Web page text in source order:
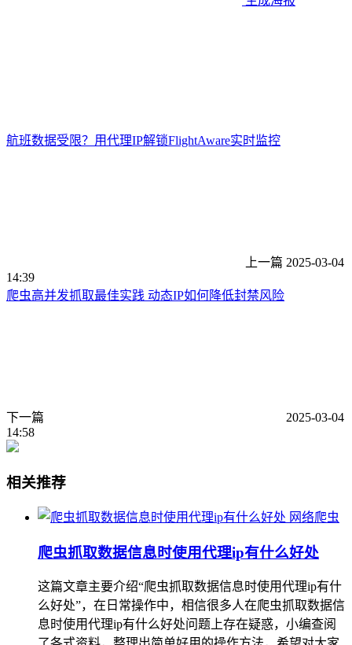
航班数据受限？用代理IP解锁FlightAware实时监控
上一篇 2025-03-04
14:39
爬虫高并发抓取最佳实践 动态IP如何降低封禁风险
下一篇
2025-03-04
14:58
相关推荐
网络爬虫
爬虫抓取数据信息时使用代理ip有什么好处
这篇文章主要介绍“爬虫抓取数据信息时使用代理ip有什
么好处”，在日常操作中，相信很多人在爬虫抓取数据信
息时使用代理ip有什么好处问题上存在疑惑，小编查阅